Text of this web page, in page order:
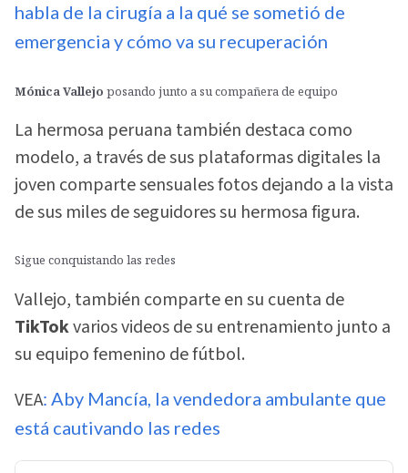
habla de la cirugía a la qué se sometió de
emergencia y cómo va su recuperación
Mónica Vallejo posando junto a su compañera de equipo
La hermosa peruana también destaca como
modelo, a través de sus plataformas digitales la
joven comparte sensuales fotos dejando a la vista
de sus miles de seguidores su hermosa figura.
Sigue conquistando las redes
Vallejo, también comparte en su cuenta de
TikTokvarios videos de su entrenamiento junto a
su equipo femenino de fútbol.
VEA: Aby Mancía, la vendedora ambulante que
está cautivando las redes